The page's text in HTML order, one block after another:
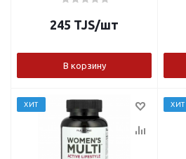
245 TJS/шт
В корзину
ХИТ ХИТ